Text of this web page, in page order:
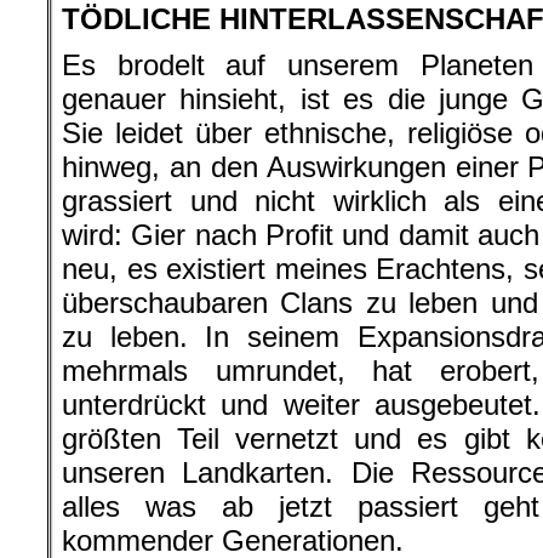
TÖDLICHE
Es brodelt auf unserem
genauer hinsieht, ist es die junge
Sie leidet über ethnische, religiöse
hinweg, an den Auswirkungen einer
grassiert und nicht wirklich als
wird: Gier nach Profit und damit
neu, es existiert meines Erachtens,
überschaubaren Clans zu leben
zu leben. In seinem
mehrmals umrundet, hat
unterdrückt und weiter
größten Teil vernetzt und es gibt
unseren Landkarten. Die
alles was ab jetzt passiert
kommender Generationen.